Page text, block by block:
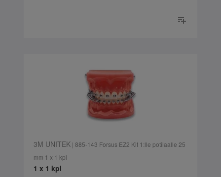
3M UNITEK| 885-143 Forsus EZ2 Kit 1:lle potilaalle 25
mm 1 x 1 kpl
1 x 1 kpl